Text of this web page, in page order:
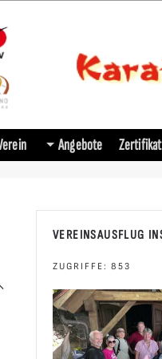
Angebote Zertifikat
VEREINSAUSFLUG
ZUGRIFFE: 853